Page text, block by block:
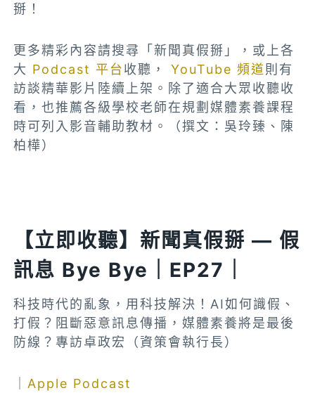
掰！
更多精彩內容請搜尋「新聞真假掰」，或上各
大 Podcast 平台收聽，YouTube 頻道則有
訪談精華影片陸續上架。除了適合大眾收聽收
看，也推薦各級學校老師在規劃媒體素養課程
時可列入影音輔助教材。（撰文：吳玲臻、陳
柏樺）
【立即收聽】新聞真假掰 — 假
訊息 Bye Bye｜EP27｜
科技時代的亂象，用科技解決！AI如何識假、
打假？阻斷惡意訊息傳播，媒體素養將是最後
防線？專訪卓政宏（資策會執行長）
Apple Podcast